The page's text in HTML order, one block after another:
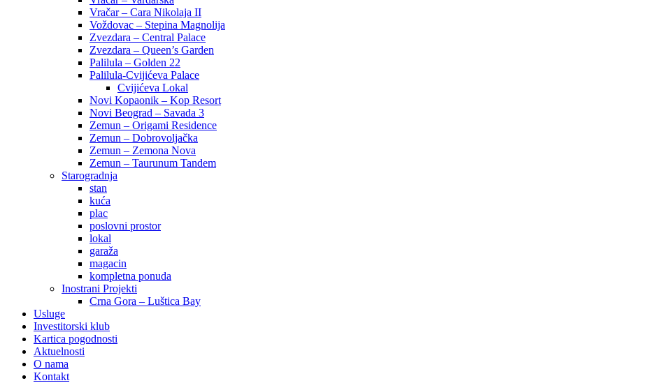
Vračar – Cara Nikolaja II
Voždovac – Stepina Magnolija
Zvezdara – Central Palace
Zvezdara – Queen’s Garden
Palilula – Golden 22
Palilula-Cvijićeva Palace
Cvijićeva Lokal
Novi Kopaonik – Kop Resort
Novi Beograd – Savada 3
Zemun – Origami Residence
Zemun – Dobrovoljačka
Zemun – Zemona Nova
Zemun – Taurunum Tandem
Starogradnja
stan
kuća
plac
poslovni prostor
lokal
garaža
magacin
kompletna ponuda
Inostrani Projekti
Crna Gora – Luštica Bay
Usluge
Investitorski klub
Kartica pogodnosti
Aktuelnosti
O nama
Kontakt